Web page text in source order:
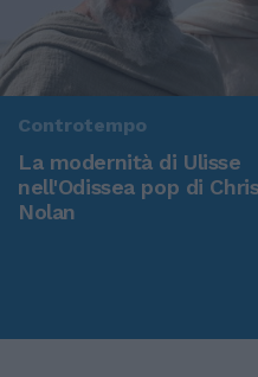
Controtempo
La modernità di Ulisse
nell'Odissea pop di
Nolan